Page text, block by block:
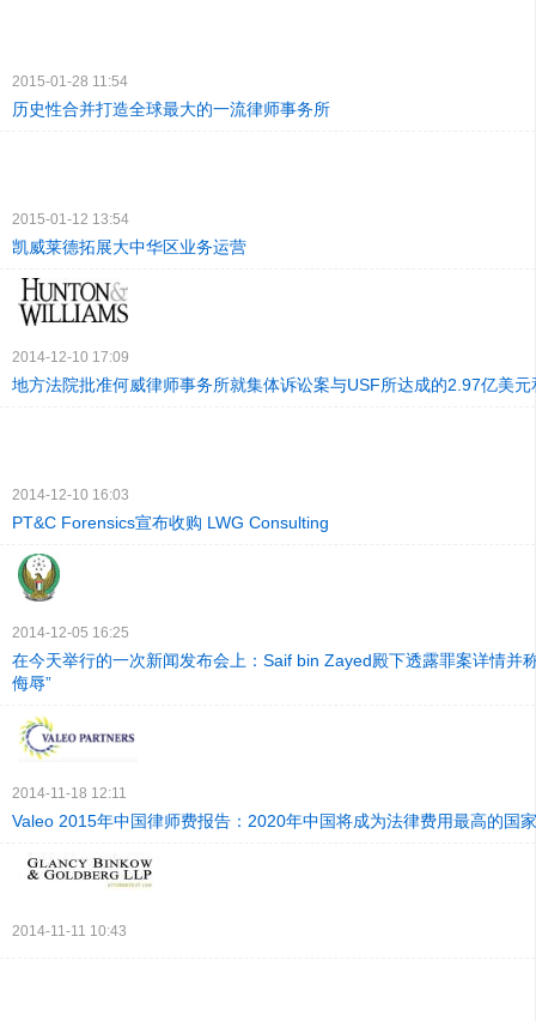
2015-01-28 11:54
历史性合并打造全球最大的一流律师事务所
2015-01-12 13:54
凯威莱德拓展大中华区业务运营
2014-12-10 17:09
地方法院批准何威律师事务所就集体诉讼案与USF所达成的2.97亿美元
2014-12-10 16:03
PT&C Forensics宣布收购 LWG Consulting
2014-12-05 16:25
在今天举行的一次新闻发布会上：Saif bin Zayed殿下透露罪案详情并
侮辱”
2014-11-18 12:11
Valeo 2015年中国律师费报告：2020年中国将成为法律费用最高的国家
2014-11-11 10:43